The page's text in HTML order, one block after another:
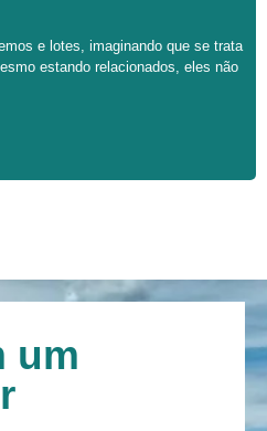
e lotes, imaginando que se trata
estando relacionados, eles não
um